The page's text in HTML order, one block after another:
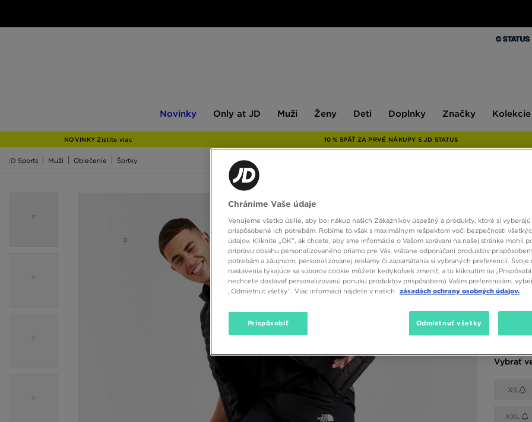
Novinky
JD
Only at JD Muži Ženy Deti Doplnky Značky Kolekcie
NOVINKY Zistite viac 10 % SPÄŤ ZA PRVÉ NÁKUPY S JD STATUS
JD Sports Muži Oblečenie Šortky
THE
Čierna
Vybrať
XS
XXL
Chránime Vaše údaje
Venujeme všetko úsilie, aby bol nákup našich Zákazníkov úspešný a produkty, ktoré si vyberajú
prispôsobené ich potrebám. Robíme to však s maximálnym rešpektom voči bezpečnosti
údajov. Kliknite „OK”, ak chcete, aby sme informácie o Vašom správaní na našej stránke mohli
prípravu obsahu personalizovaného priamo pre Vás, vrátane odporúčaní produktov
potrebám a záujmom, personalizovanej reklamy či zapamätania si vybraných preferencií. Svoje
nastavenia týkajúce sa súborov cookie môžete kedykoľvek zmeniť, a to kliknutím na
nechcete dostávať personalizovanú ponuku produktov prispôsobenú Vašim preferenciám,
„Odmietnuť všetky”. Viac informácií nájdete v našich
zásadách ochrany osobných údajov.
Prispôsobiť Odmietnuť všetky